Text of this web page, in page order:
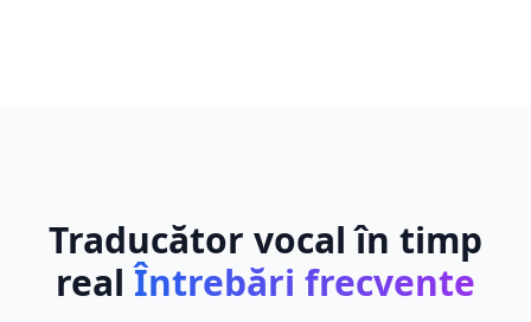
Traducător vocal în timp
real Întrebări frecvente